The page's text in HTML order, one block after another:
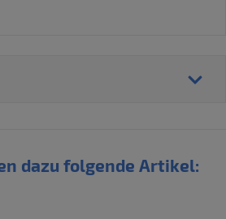
dazu folgende Artikel: